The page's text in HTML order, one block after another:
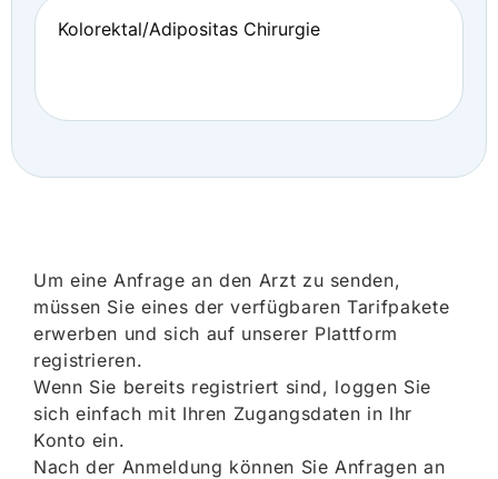
Kolorektal/Adipositas Chirurgie
Um eine Anfrage an den Arzt zu senden,
müssen Sie eines der verfügbaren Tarifpakete
erwerben und sich auf unserer Plattform
registrieren.
Wenn Sie bereits registriert sind, loggen Sie
sich einfach mit Ihren Zugangsdaten in Ihr
Konto ein.
Nach der Anmeldung können Sie Anfragen an